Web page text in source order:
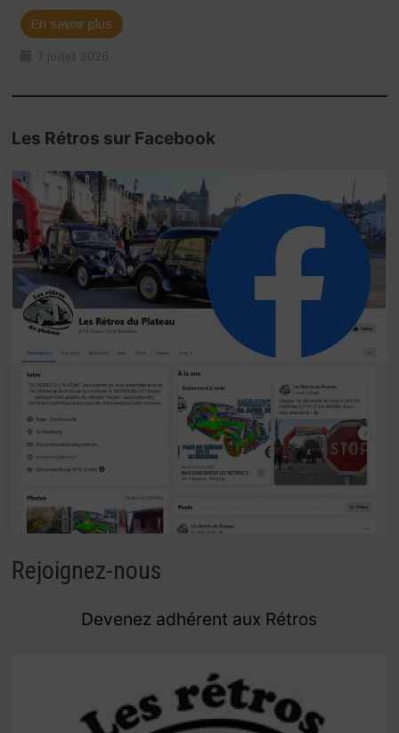
En savoir plus
7 juillet 2026
Les Rétros sur Facebook
Rejoignez-nous
Devenez adhérent aux Rétros